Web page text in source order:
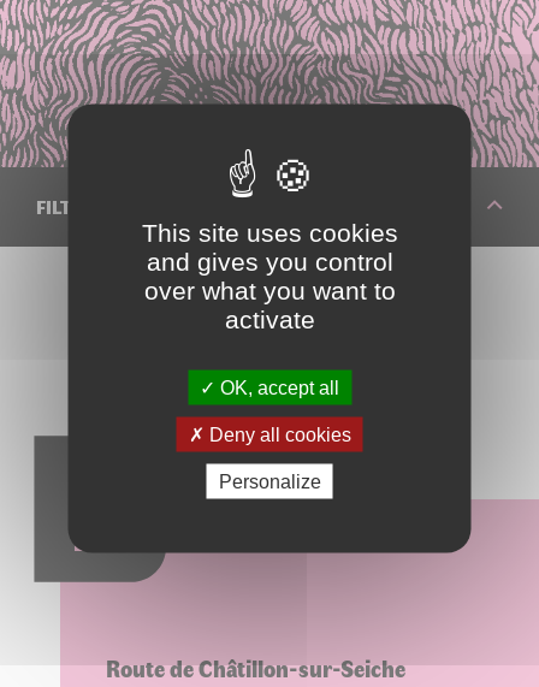
Identifier un fruit
FILTRER VOTRE RECHERCHE
Route de Châtillon-sur-Seiche
This site uses cookies
and gives you control
over what you want to
activate
OK, accept all
Deny all cookies
Personalize